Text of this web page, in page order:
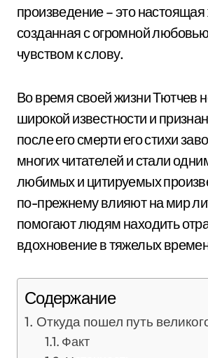
произведение – это
созданная с огромной
чувством к слову.
Во время своей жизни Тютчев
широкой известности и
после его смерти его стихи
многих читателей и стали
любимых и цитируемых
по-прежнему влияют на мир
помогают людям находить
вдохновение в тяжелых
Содержание
Откуда пошел путь
Факт